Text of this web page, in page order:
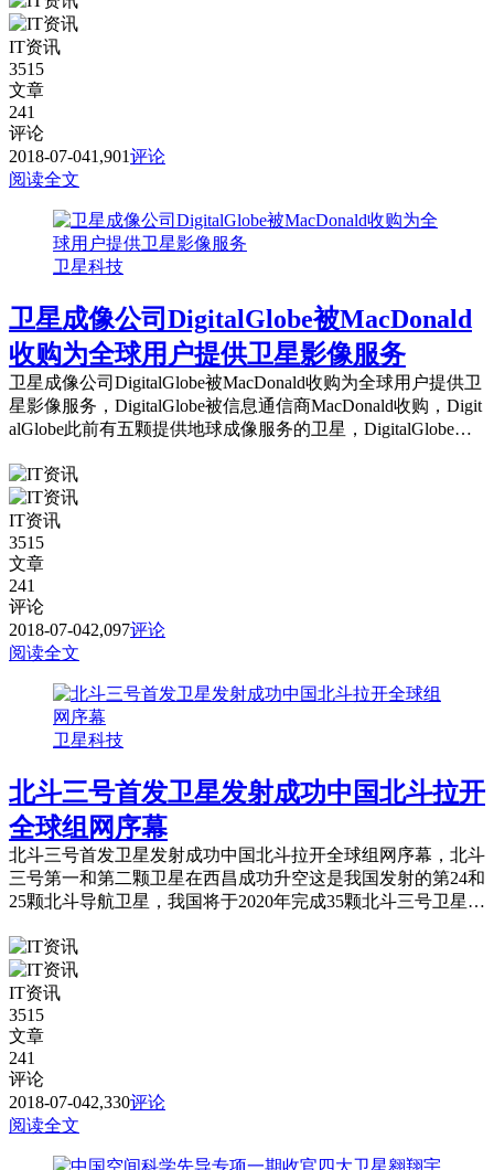
IT资讯
3515
文章
241
评论
2018-07-041,901评论
阅读全文
卫星科技
卫星成像公司DigitalGlobe被MacDonald
收购为全球用户提供卫星影像服务
卫星成像公司DigitalGlobe被MacDonald收购为全球用户提供卫
星影像服务，DigitalGlobe被信息通信商MacDonald收购，Digit
alGlobe此前有五颗提供地球成像服务的卫星，DigitalGlobe是
IT资讯
3515
文章
241
评论
2018-07-042,097评论
阅读全文
卫星科技
北斗三号首发卫星发射成功中国北斗拉开
全球组网序幕
北斗三号首发卫星发射成功中国北斗拉开全球组网序幕，北斗
三号第一和第二颗卫星在西昌成功升空这是我国发射的第24和
25颗北斗导航卫星，我国将于2020年完成35颗北斗三号卫星的
IT资讯
3515
文章
241
评论
2018-07-042,330评论
阅读全文